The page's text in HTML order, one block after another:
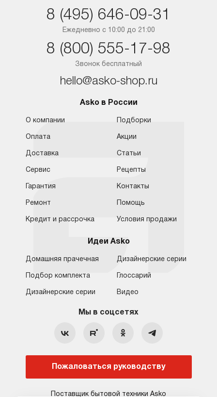
Москва
Москва
Краснодар
8 (800) 555-17-98 8 (495) 646-09-31
hello@asko-shop.ru
О компании Ремонт
Статьи и акции
Ростов-на-Дону
Ежедневно с 10:00 до 21:00
8 (495) 646-09-31
Звонок бесплатный
8 (800) 555-17-98
hello@asko-shop.ru
Asko в России
О компании
Оплата
Доставка
Сервис
Гарантия
Ремонт
Кредит и рассрочка
Подборки
Акции
Статьи
Рецепты
Контакты
Помощь
Условия продажи
Идеи Asko
Домашняя прачечная
Подбор комплекта
Дизайнерские серии
Дизайнерские серии
Глоссарий
Видео
Мы в соцсетях
Пожаловаться руководству
Поставщик бытовой техники Asko